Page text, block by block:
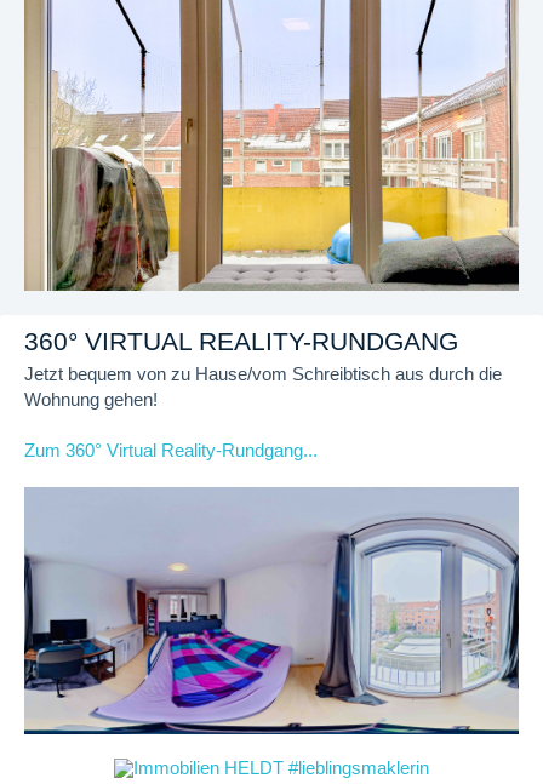
360° VIRTUAL REALITY-RUNDGANG
Jetzt bequem von zu Hause/vom Schreibtisch aus durch die
Wohnung gehen!
Zum 360° Virtual Reality-Rundgang...